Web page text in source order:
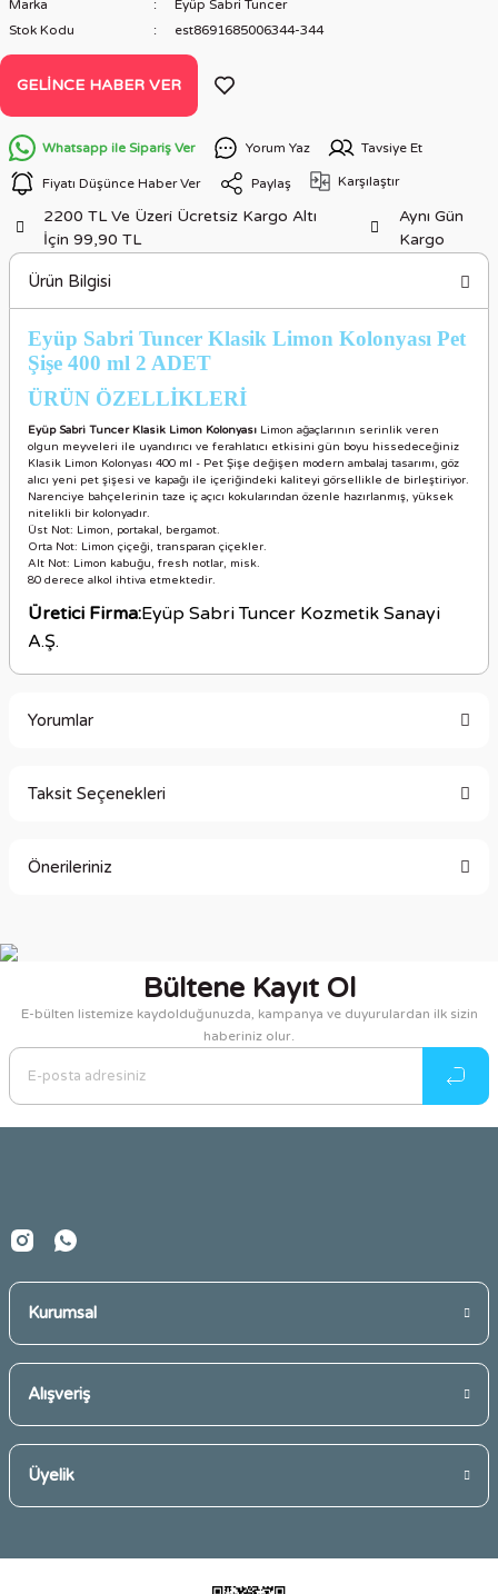
Marka
Eyüp Sabri Tuncer
Stok Kodu
est8691685006344-344
GELINCE HABER VER
Whatsapp ile Sipariş Ver Yorum Yaz Tavsiye Et
Fiyatı Düşünce Haber Ver Paylaş Karşılaştır
2200 TL Ve Üzeri Ücretsiz Kargo Altı
İçin 99,90 TL
Aynı Gün
Kargo
Ürün Bilgisi
Eyüp Sabri Tuncer Klasik Limon Kolonyası Pet
Şişe 400 ml 2 ADET
ÜRÜN ÖZELLİKLERİ
Eyüp Sabri Tuncer Klasik Limon Kolonyası Limon ağaçlarının serinlik veren
olgun meyveleri ile uyandırıcı ve ferahlatıcı etkisini gün boyu hissedeceğiniz
Klasik Limon Kolonyası 400 ml - Pet Şişe değişen modern ambalaj tasarımı, göz
alıcı yeni pet şişesi ve kapağı ile içeriğindeki kaliteyi görsellikle de birleştiriyor.
Narenciye bahçelerinin taze iç açıcı kokularından özenle hazırlanmış, yüksek
nitelikli bir kolonyadır.
Üst Not: Limon, portakal, bergamot.
Orta Not: Limon çiçeği, transparan çiçekler.
Alt Not: Limon kabuğu, fresh notlar, misk.
80 derece alkol ihtiva etmektedir.
Üretici Firma:Eyüp Sabri Tuncer Kozmetik Sanayi
A.Ş.
Yorumlar
Taksit Seçenekleri
Önerileriniz
Görüş ve önerileriniz için teşekkür ederiz.
Ürün resmi kalitesiz, bozuk veya görüntülenemiyor.
Ürün açıklamasında eksik bilgiler bulunuyor.
Ürün bilgilerinde hatalar bulunuyor.
Bültene Kayıt Ol
E-bülten listemize kaydolduğunuzda, kampanya ve duyurulardan ilk sizin
haberiniz olur.
Kurumsal
Alışveriş
Üyelik